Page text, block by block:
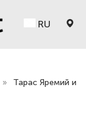
RU
»
Тарас Яремий и